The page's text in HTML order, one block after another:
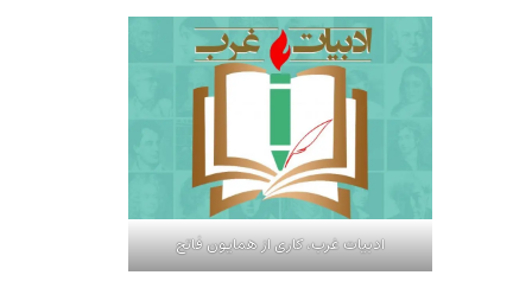
ادبیات غرب، کاری از همایون فاتح